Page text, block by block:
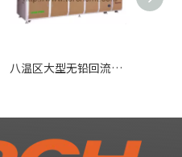
八温区大型无铅回流焊炉R1000N